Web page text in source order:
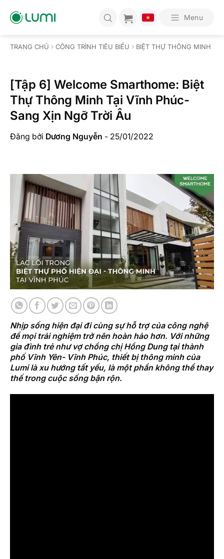
qua
Menu
TRANG CHỦ CÔNG TRÌNH TIÊU BIỂU BIỆT THỰ THÔNG MINH
[Tập 6] Welcome Smarthome: Biệt
Thự Thông Minh Tại Vĩnh Phúc-
Sang Xịn Ngỡ Trời Âu
Đăng bởi Dương Nguyễn - 25/01/2022
Nhịp sống hiện đại đi cùng sự hỗ trợ của công nghệ
để mọi trải nghiệm trở nên hoàn hảo hơn. Với những
gia đình trẻ như vợ chồng chị Hồng Dung tại thành
phố Vĩnh Yên- Vĩnh Phúc, thiết bị thông minh của
Lumi là xu hướng tất yếu, là một phần không thể thay
thế trong cuộc sống bận rộn.